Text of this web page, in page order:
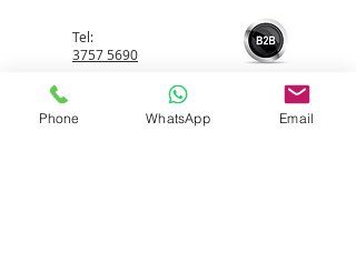
Tel:
3757 5690
Whatsapp:
Phone WhatsApp Email